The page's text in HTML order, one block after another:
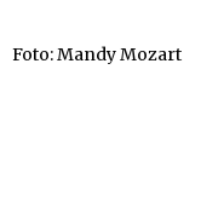
Foto: Mandy Mozart